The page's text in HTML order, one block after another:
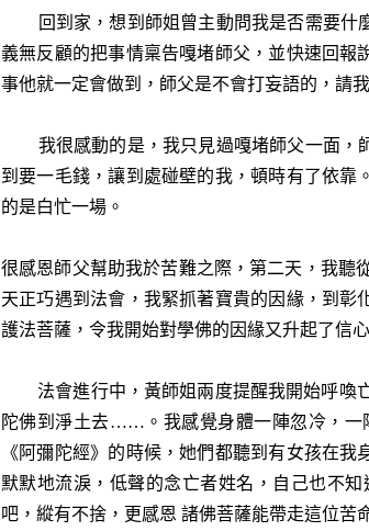
回到家，想到師姐曾主動問我是否需要什麼
義無反顧的把事情稟告嘎堵師父，並快速回報
事他就一定會做到，師父是不會打妄語的，請
我很感動的是，我只見過嘎堵師父一面，師
到要一毛錢，讓到處碰壁的我，頓時有了依
的是白忙一場。
很感恩師父幫助我於苦難之際，第二天，我
天正巧遇到法會，我緊抓著寶貴的因緣，到
護法菩薩，令我開始對學佛的因緣又升起了信心
法會進行中，黃師姐兩度提醒我開始呼喚亡
陀佛到淨土去……。我感覺身體一陣忽冷，一
《阿彌陀經》的時候，她們都聽到有女孩在
默默地流淚，低聲的念亡者姓名，自己也不
吧，縱有不捨，更感恩 諸佛菩薩能帶走這位苦